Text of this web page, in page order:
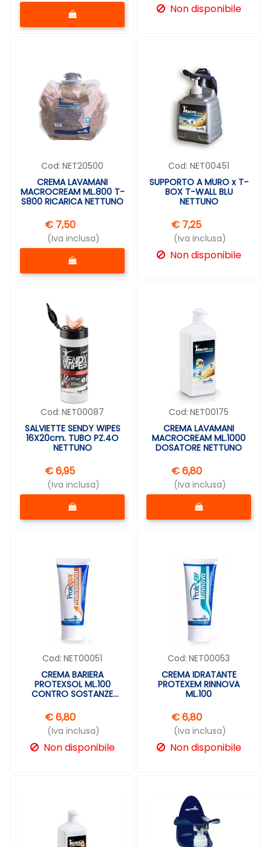
Quantità Non disponibile
Cod: NET20500
CREMA LAVAMANI
MACROCREAM ML.800 T-
S800 RICARICA NETTUNO
€ 7,50
(Iva inclusa)
Quantità
Cod: NET00451
SUPPORTO A MURO x T-
BOX T-WALL BLU
NETTUNO
€ 7,25
(Iva inclusa)
Non disponibile
Cod: NET00087
SALVIETTE SENDY WIPES
16X20cm. TUBO PZ.4O
NETTUNO
€ 6,95
(Iva inclusa)
Quantità
Cod: NET00175
CREMA LAVAMANI
MACROCREAM ML.1000
DOSATORE NETTUNO
€ 6,80
(Iva inclusa)
Quantità
Cod: NET00051
CREMA BARIERA
PROTEXSOL ML.100
CONTRO SOSTANZE
€ 6,80
(Iva inclusa)
Non disponibile
Cod: NET00053
CREMA IDRATANTE
PROTEXEM RINNOVA
ML.100
€ 6,80
(Iva inclusa)
Non disponibile